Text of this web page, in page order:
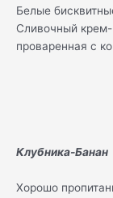
Белые
Сливочный
проваренная с
Клубника-Банан
Хорошо